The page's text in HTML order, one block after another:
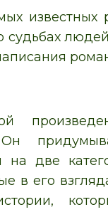
известных
Он
на две
в его